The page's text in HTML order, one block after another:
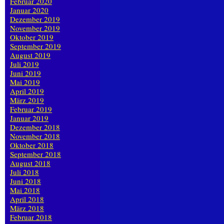
Januar 2020
Dezember 2019
November 2019
Oktober 2019
September 2019
August 2019
Juli 2019
Juni 2019
Mai 2019
April 2019
März 2019
Februar 2019
Januar 2019
Dezember 2018
November 2018
Oktober 2018
September 2018
August 2018
Juli 2018
Juni 2018
Mai 2018
April 2018
März 2018
Februar 2018